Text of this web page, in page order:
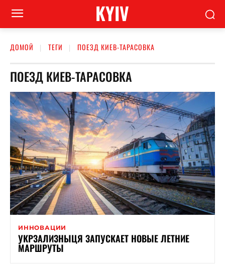
KYIV
ДОМОЙ ТЕГИ ПОЕЗД КИЕВ-ТАРАСОВКА
ПОЕЗД КИЕВ-ТАРАСОВКА
ИННОВАЦИИ
УКРЗАЛИЗНЫЦЯ ЗАПУСКАЕТ НОВЫЕ ЛЕТНИЕ
МАРШРУТЫ